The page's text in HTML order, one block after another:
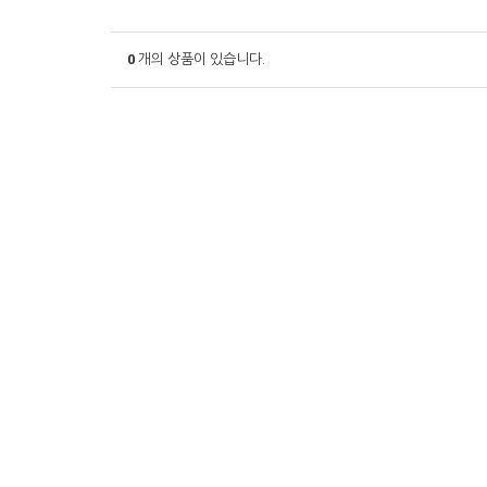
0 개의 상품이 있습니다.